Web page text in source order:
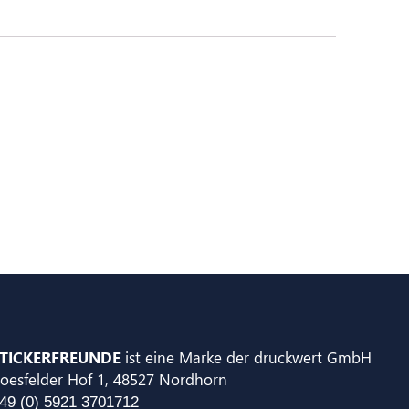
ist eine Marke der druckwert GmbH
Hof 1, 48527 Nordhorn
(0) 5921 3701712